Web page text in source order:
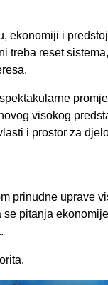
ekonomiji i
treba reset
visokog
i prostor za
prinudne uprave
pitanja